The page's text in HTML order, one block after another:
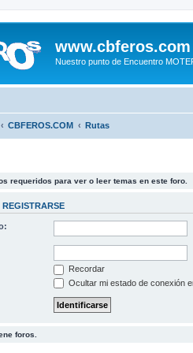
www.cbferos.com
Nuestro punto de Encuentro
CBFEROS.COM Rutas
requeridos para ver o leer temas en este foro.
REGISTRARSE
Recordar
Ocultar mi estado de conexión
foros.